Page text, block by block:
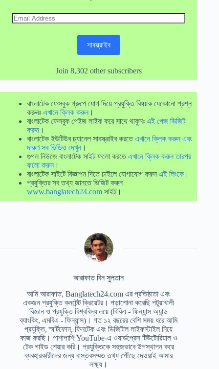
Email
Address
সাবস্ক্রাইব
Join 8,302 other subscribers
বাংলাটেক ফেসবুক গ্রুপে যোগ দিয়ে প্রযুক্তি বিষয়ক যেকোনো প্রশ্ন
করুনঃ এখানে ক্লিক করুন ।
বাংলাটেক ফেসবুক পেইজ লাইক করে সাথে থাকুনঃ এই পেজ ভিজিট
করুন ।
বাংলাটেক ইউটিউব চ্যানেল সাবস্ক্রাইব করতেএখানে ক্লিক করুন এবং
দারুণ সব ভিডিও দেখুন ।
গুগল নিউজে বাংলাটেক সাইট ফলো করতেএখানে ক্লিক করুন তারপর
ফলো করুন ।
বাংলাটেক সাইটে বিজ্ঞাপন দিতে চাইলে যোগাযোগ করুন এই লিংকে ।
প্রযুক্তির সব তথ্য জানতে ভিজিট করুন
www.banglatech24.com সাইট।
আরাফাত বিন সুলতান
আমি আরাফাত, Banglatech24.com এর প্রতিষ্ঠাতা এবং
একজন প্রযুক্তি কনটেন্ট ক্রিয়েটর। পড়াশোনা করেছি পটুয়াখালী
বিজ্ঞান ও প্রযুক্তি বিশ্ববিদ্যালয়ে (বিবিএ - ফিন্যান্স অ্যান্ড
ব্যাংকিং, এমবিএ - ফিন্যান্স)। গত ১২ বছরের বেশি সময় ধরে আমি
প্রযুক্তি, স্মার্টফোন, ফিনটেক এবং ডিজিটাল লাইফস্টাইল নিয়ে
কাজ করছি। পাশাপাশি YouTube-এ ওয়ার্ডপ্রেস টিউটোরিয়াল ও
টেক গাইড শেয়ার করি। প্রযুক্তিকে সহজভাবে উপস্থাপন করে
ব্যবহারকারীদের জন্য বাস্তবসম্মত তথ্য পৌঁছে দেওয়াই আমার
লক্ষ্য।